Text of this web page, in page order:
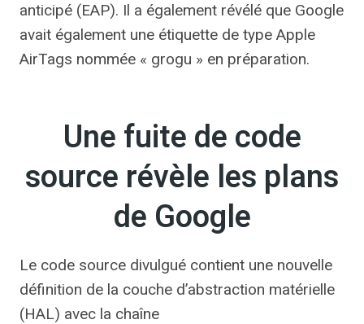
anticipé (EAP). Il a également révélé que Google
avait également une étiquette de type Apple
AirTags nommée « grogu » en préparation.
Une fuite de code
source révèle les plans
de Google
Le code source divulgué contient une nouvelle
définition de la couche d’abstraction matérielle
(HAL) avec la chaîne